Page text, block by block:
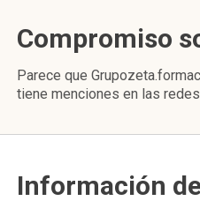
Compromiso
Parece que
tiene menciones en las
Información